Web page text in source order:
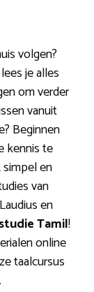
volgen?
je alles
om verder
vanuit
Beginnen
kennis te
en
van
en
Tamil!
online
taalcursus